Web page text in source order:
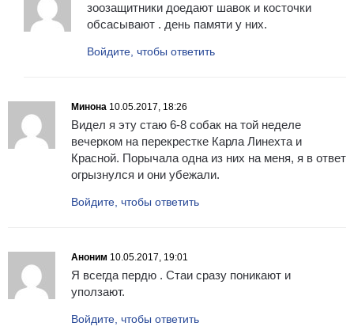
зоозащитники доедают шавок и косточки
обсасывают . день памяти у них.
Войдите, чтобы ответить
Минона 10.05.2017, 18:26
Видел я эту стаю 6-8 собак на той неделе
вечерком на перекрестке Карла Линехта и
Красной. Порычала одна из них на меня, я в ответ
огрызнулся и они убежали.
Войдите, чтобы ответить
Аноним 10.05.2017, 19:01
Я всегда пердю . Стаи сразу поникают и
уползают.
Войдите, чтобы ответить